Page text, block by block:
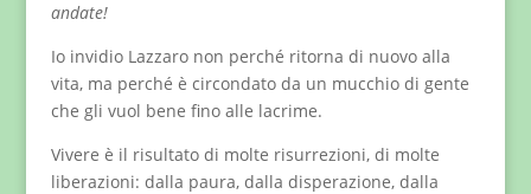
andate!
Io invidio Lazzaro non perché ritorna di nuovo alla
vita, ma perché è circondato da un mucchio di gente
che gli vuol bene fino alle lacrime.
Vivere è il risultato di molte risurrezioni, di molte
liberazioni: dalla paura, dalla disperazione, dalla